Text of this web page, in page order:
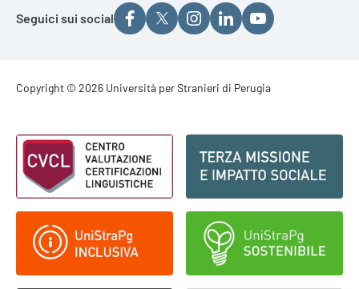
Seguici sui social
Footer - Copyright
Copyright © 2026 Università per Stranieri di Perugia
Footer - Loghi